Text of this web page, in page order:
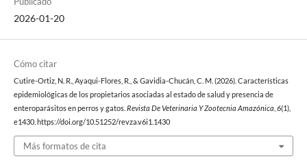
2026-01-20
Cómo citar
Cutire-Ortiz, N. R., Ayaqui-Flores, R., & Gavidia-Chucán, C. M. (2026). Características
epidemiológicas de los propietarios asociadas al estado de salud y presencia de
enteroparásitos en perros y gatos. Revista De Veterinaria Y Zootecnia Amazónica 6(1),
e1430. https://doi.org/10.51252/revza.v6i1.1430
Más formatos de cita